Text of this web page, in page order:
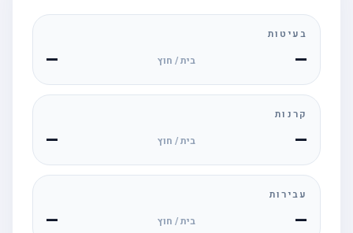
בעיטות
— בית / חוץ —
קרנות
— בית / חוץ —
עבירות
— בית / חוץ —